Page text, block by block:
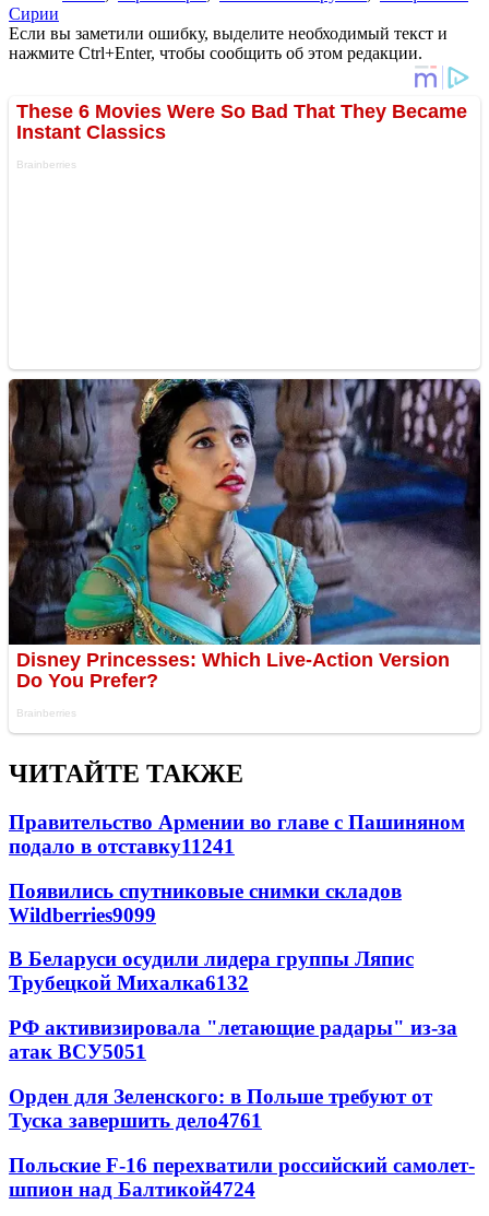
Сирии
Если вы заметили ошибку, выделите необходимый текст и
нажмите Ctrl+Enter, чтобы сообщить об этом редакции.
ЧИТАЙТЕ ТАКЖЕ
Правительство Армении во главе с Пашиняном
подало в отставку11241
Появились спутниковые снимки складов
Wildberries9099
В Беларуси осудили лидера группы Ляпис
Трубецкой Михалка6132
РФ активизировала "летающие радары" из-за
атак ВСУ5051
Орден для Зеленского: в Польше требуют от
Туска завершить дело4761
Польские F-16 перехватили российский самолет-
шпион над Балтикой4724